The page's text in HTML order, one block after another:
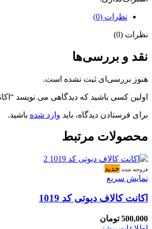
نظرات (0)
نظرات (0)
نقد و بررسی‌ها
هنوز بررسی‌ای ثبت نشده است.
اولین کسی باشید که دیدگاهی می نویسد “اکانت
برای فرستادن دیدگاه، باید وارد شده باشید.
محصولات مرتبط
فروخته شده جدید
نمایش سریع
اکانت کالاف دیوتی کد 1019
500,000 تومان